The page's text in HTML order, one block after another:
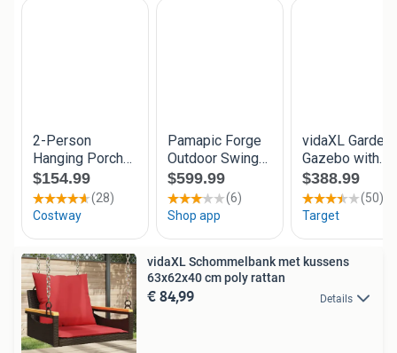
vidaXL Schommelbank met kussens
63x62x40 cm poly rattan
€ 84,99 Details